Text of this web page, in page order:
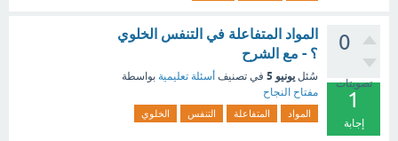
0
تصويتات
1
إجابة
المواد المتفاعلة في التنفس الخلوي
؟ - مع الشرح
سُئل يونيو 5 في تصنيف أسئلة تعليمية بواسطة
مفتاح النجاح
المواد المتفاعلة التنفس الخلوي